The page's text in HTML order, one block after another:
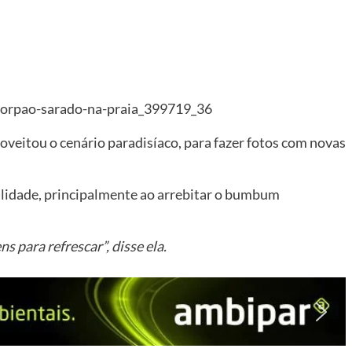
o cenário paradisíaco, para fazer fotos com novas
principalmente ao arrebitar o bumbum
para refrescar”, disse ela.